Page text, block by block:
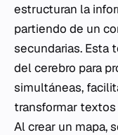
estructuran la
partiendo de un
secundarias. Esta
del cerebro para
simultáneas,
transformar
Al crear un mapa,